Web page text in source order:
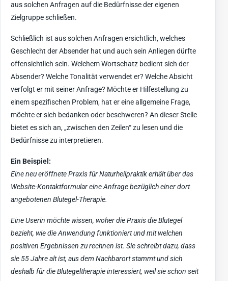
aus solchen Anfragen auf die Bedürfnisse der eigenen
Zielgruppe schließen.
Schließlich ist aus solchen Anfragen ersichtlich, welches
Geschlecht der Absender hat und auch sein Anliegen dürfte
offensichtlich sein. Welchem Wortschatz bedient sich der
Absender? Welche Tonalität verwendet er? Welche Absicht
verfolgt er mit seiner Anfrage? Möchte er Hilfestellung zu
einem spezifischen Problem, hat er eine allgemeine Frage,
möchte er sich bedanken oder beschweren? An dieser Stelle
bietet es sich an, „zwischen den Zeilen“ zu lesen und die
Bedürfnisse zu interpretieren.
Ein Beispiel:
Eine neu eröffnete Praxis für Naturheilpraktik erhält über das
Website-Kontaktformular eine Anfrage bezüglich einer dort
angebotenen Blutegel-Therapie.
Eine Userin möchte wissen, woher die Praxis die Blutegel
bezieht, wie die Anwendung funktioniert und mit welchen
positiven Ergebnissen zu rechnen ist. Sie schreibt dazu, dass
sie 55 Jahre alt ist, aus dem Nachbarort stammt und sich
deshalb für die Blutegeltherapie interessiert, weil sie schon seit